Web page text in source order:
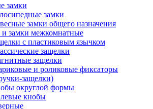
замки
замки
замки общего назначения
и замки межкомнатные
с пластиковым язычком
защелки
защелки
и роликовые фиксаторы
защелки)
округлой формы
кнобы